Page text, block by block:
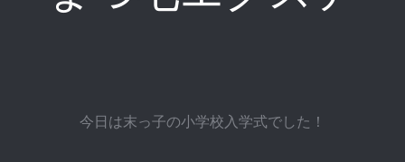
今日は末っ子の小学校入学式でした！